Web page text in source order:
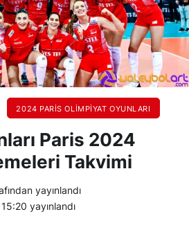
2024 PARIS OLIMPIYAT OYUNLARI
Paris 2024
Takvimi
yayınlandı
yayınlandı